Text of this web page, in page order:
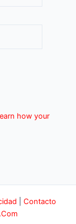
how your
Contacto